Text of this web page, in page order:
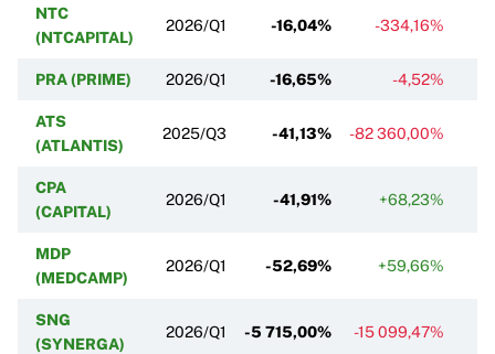
NTC
(NTCAPITAL)
2026/Q1 -16,04% -334,16%
PRA (PRIME) 2026/Q1 -16,65% -4,52%
ATS
(ATLANTIS)
2025/Q3 -41,13% -82 360,00%
CPA
(CAPITAL)
2026/Q1 -41,91% +68,23%
MDP
(MEDCAMP)
2026/Q1 -52,69% +59,66%
SNG
(SYNERGA)
2026/Q1 -5 715,00% -15 099,47%